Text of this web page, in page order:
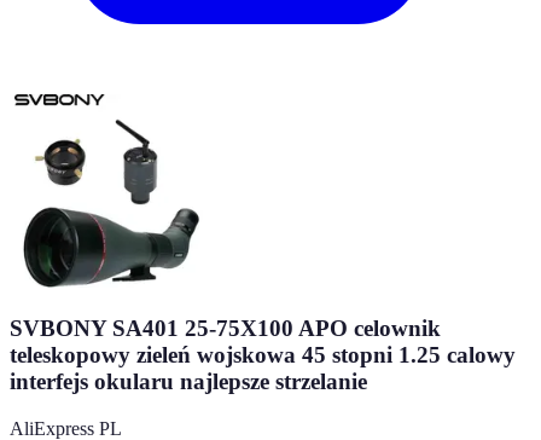
SVBONY SA401 25-75X100 APO celownik
teleskopowy zieleń wojskowa 45 stopni 1.25 calowy
interfejs okularu najlepsze strzelanie
AliExpress PL